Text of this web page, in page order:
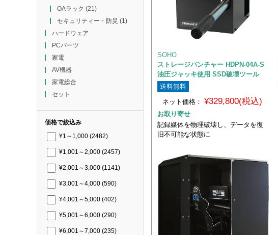
OAラック (21)
セキュリティー・防災 (1)
ハードウェア
PCパーツ
家電
AV機器
家電総合
セット
価格で絞込み
¥1～1,000 (2482)
¥1,001～2,000 (2457)
¥2,001～3,000 (1141)
¥3,001～4,000 (590)
¥4,001～5,000 (402)
¥5,001～6,000 (290)
¥6,001～7,000 (235)
SOHO
ストレージパンチャー HDPN-04A-S
油圧ジャッキ使用 SSD破壊ツール
送料無料
ネット価格： ¥329,800(税込)
お取り寄せ
記録媒体を物理破壊し、データを復
旧不可能な状態に